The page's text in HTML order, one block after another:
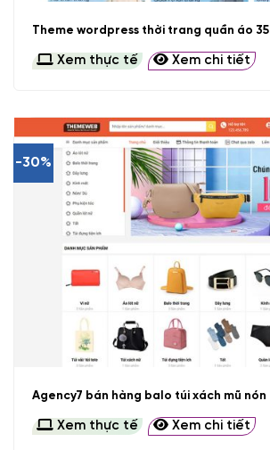
Theme wordpress thời trang quần áo 35
Xem thực tế Xem chi tiết
-30%
Agency7 bán hàng balo túi xách mũ nón
Xem thực tế Xem chi tiết